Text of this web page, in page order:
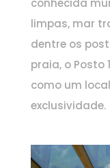
conhecida
limpas, mar
dentre os
praia, o Posto
como um
exclusividade.